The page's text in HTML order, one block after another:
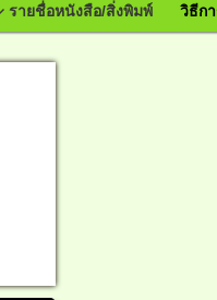
รายชื่อหนังสือ/สิ่งพิมพ์ วิธีก